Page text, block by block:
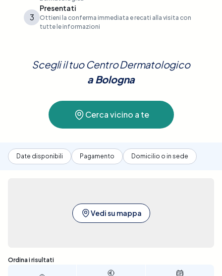
3
Presentati
Ottieni la conferma immediata e recati alla visita con
tutte le informazioni
Scegli il tuo Centro Dermatologico
aBologna
Cerca vicino a te
Date disponibili Pagamento Domicilio o in sede
Vedi su mappa
Sono stati trovati 19 risultati
Ordina i risultati